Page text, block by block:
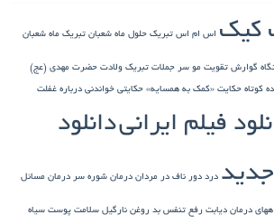
کیک اس ام اس تبریک حلول ماه شعبان تبریک ماه شعبان
گوارش تقویت مو سر جملات تبریک ولادت حضرت مهدی (عج)
کوتاه حکایت «کمک به همسایه» حکایتی خواندنی درباره غفلت
فیلم ایرانیدانلود
جدید درد دور ناف در مردان درمان شوره سر درمان مسائل
درمان دیابت رفع تنفس بد روغن نارگیل سلامت پوست سیاه